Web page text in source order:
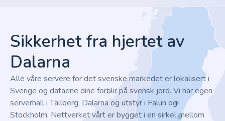
Sikkerhet fra hjertet av
Dalarna
Alle våre servere for det svenske markedet er lokalisert i
Sverige og dataene dine forblir på svensk jord. Vi har egen
serverhall i Tällberg, Dalarna og utstyr i Falun og
Stockholm. Nettverket vårt er bygget i en sirkel mellom